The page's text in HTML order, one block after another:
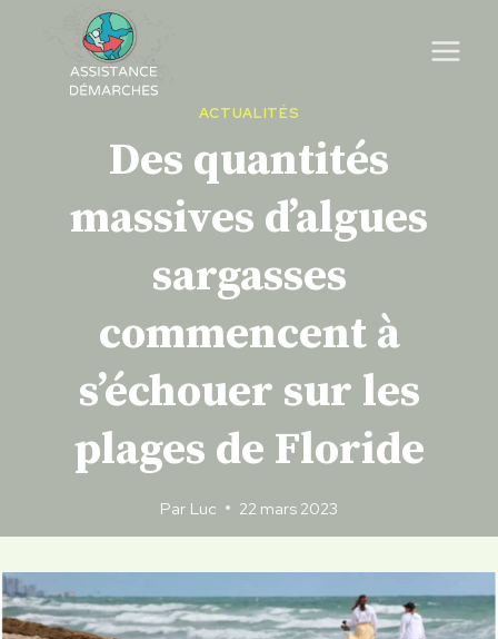
content
ACTUALITÉS
Des quantités
massives d’algues
sargasses
commencent à
s’échouer sur les
plages de Floride
Par Luc 22 mars 2023